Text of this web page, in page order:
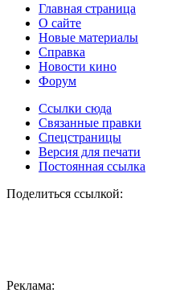
Главная страница
О сайте
Новые материалы
Справка
Новости кино
Форум
Ссылки сюда
Связанные правки
Спецстраницы
Версия для печати
Постоянная ссылка
Поделиться ссылкой:
Реклама: